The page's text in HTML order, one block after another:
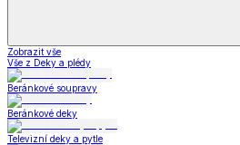
Zobrazit vše
Vše z Deky a plédy
Beránkové soupravy
Beránkové deky
Televizní deky a pytle